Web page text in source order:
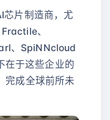
芯片制造商，尤
、
、SpiNNcloud
在于这些企业的
完成全球前所未